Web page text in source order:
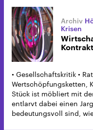
Krisen
• Gesellschaftskritik •
Wertschöpfungsketten,
Stück ist möbliert mit
entlarvt dabei einen
bedeutungsvoll sind,